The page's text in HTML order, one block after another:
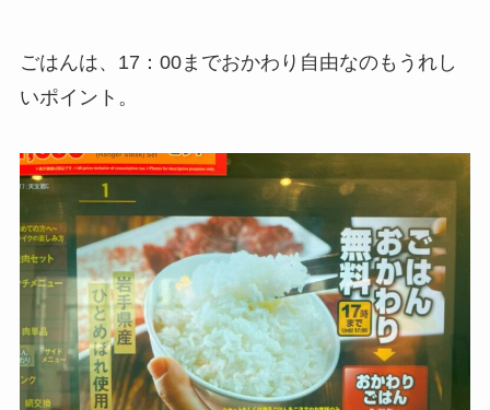
ごはんは、17：00までおかわり自由なのもうれし
いポイント。